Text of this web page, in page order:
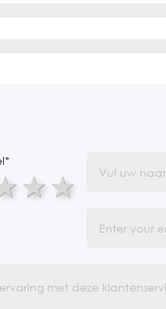
*
5 stars
4 stars
3 stars
stars